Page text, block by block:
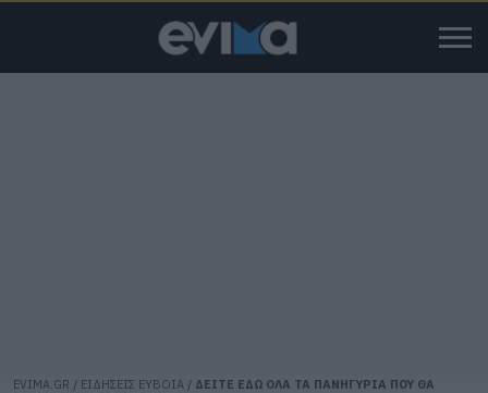
EVIMA.GR / ΕΙΔΗΣΕΙΣ ΕΥΒΟΙΑ / ΔΕΙΤΕ ΕΔΩ ΟΛΑ ΤΑ ΠΑΝΗΓΥΡΙΑ ΠΟΥ ΘΑ